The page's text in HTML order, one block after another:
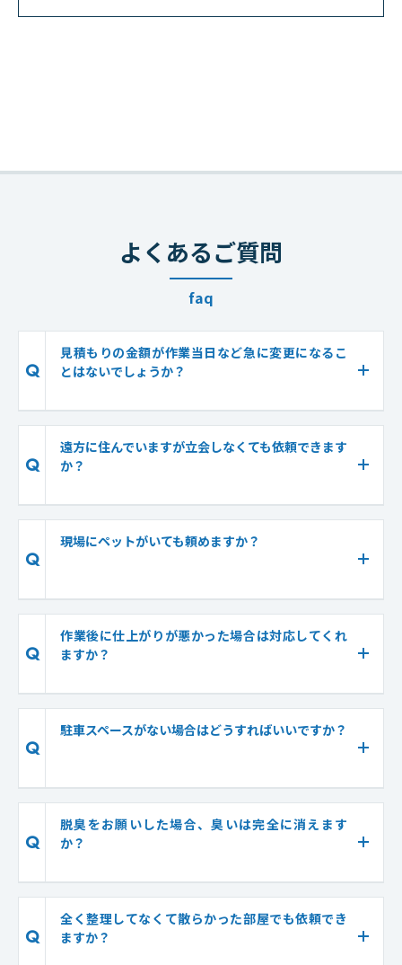
よくあるご質問
faq
Q
見積もりの金額が作業当日など急に変更になるこ
とはないでしょうか？
Q
遠方に住んでいますが立会しなくても依頼できます
か？
Q
現場にペットがいても頼めますか？
Q
作業後に仕上がりが悪かった場合は対応してくれ
ますか？
Q
駐車スペースがない場合はどうすればいいですか？
Q
脱臭をお願いした場合、臭いは完全に消えます
か？
Q
全く整理してなくて散らかった部屋でも依頼でき
ますか？